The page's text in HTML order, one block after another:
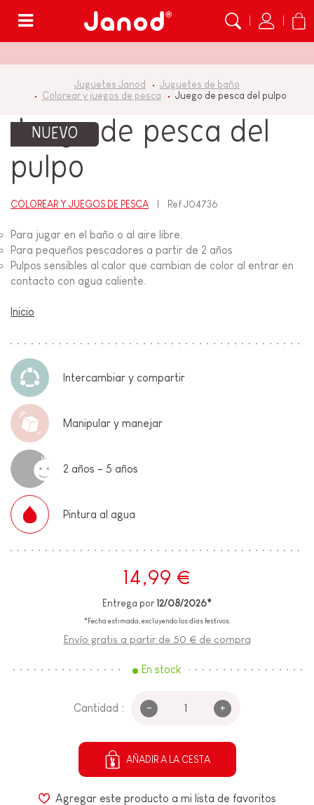
Juguetes Janod
Juguetes de baño
Colorear y juegos de pesca
Juego de pesca del pulpo
NUEVO
Juego de pesca del
pulpo
COLOREAR Y JUEGOS DE PESCA RefJ04736
Para jugar en el baño o al aire libre.
Para pequeños pescadores a partir de 2 años
Pulpos sensibles al calor que cambian de color al entrar en
contacto con agua caliente.
Inicio
Intercambiar y compartir
Manipular y manejar
2 años - 5 años
Pintura al agua
14,99 €
Entrega por 12/08/2026*
*Fecha estimada, excluyendo los días festivos.
Envío gratis a partir de 50 € de compra
En stock
Cantidad : - +
AÑADIR A LA CESTA
Agregar este producto a mi lista de favoritos